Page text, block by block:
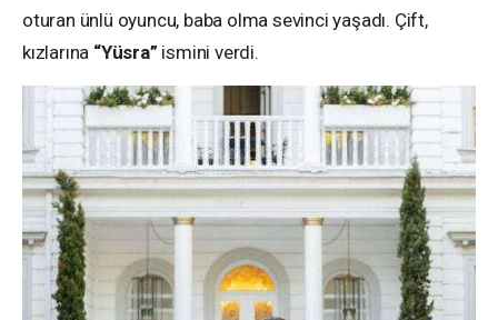
oturan ünlü oyuncu, baba olma sevinci yaşadı. Çift,
kızlarına “Yüsra” ismini verdi.